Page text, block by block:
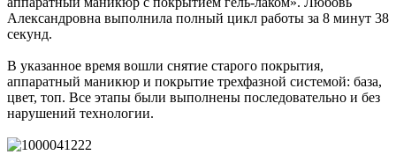
Александровна выполнила полный цикл работы за 8 минут 38
секунд.
В указанное время вошли снятие старого покрытия,
аппаратный маникюр и покрытие трехфазной системой: база,
цвет, топ. Все этапы были выполнены последовательно и без
нарушений технологии.